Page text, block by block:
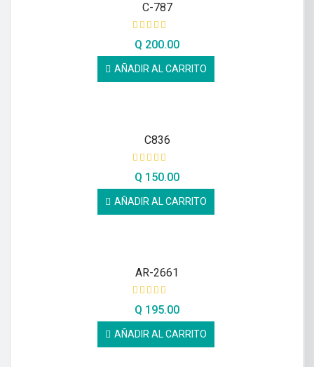
C-787
Q 200.00
AÑADIR AL CARRITO
C836
Q 150.00
AÑADIR AL CARRITO
AR-2661
Q 195.00
AÑADIR AL CARRITO